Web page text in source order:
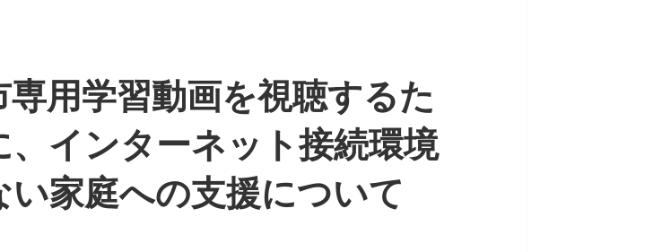
専用学習動画を視聴するた
、インターネット接続環境
い家庭への支援について